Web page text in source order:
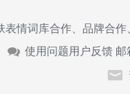
表情词库合作、品牌合
使用问题用户反馈 邮